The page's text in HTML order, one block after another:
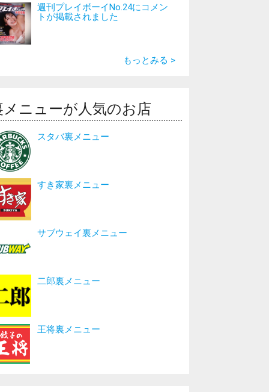
週刊プレイボーイNo.24にコメン
トが掲載されました
もっとみる >
メニューが人気のお店
スタバ裏メニュー
すき家裏メニュー
サブウェイ裏メニュー
二郎裏メニュー
王将裏メニュー